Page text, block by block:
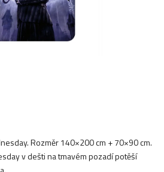
Rozměr 140×200 cm + 70×90 cm.
v dešti na tmavém pozadí potěší